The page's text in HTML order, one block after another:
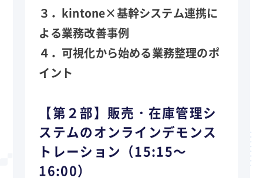
３．kintone×基幹システム連携に
よる業務改善事例
４．可視化から始める業務整理のポ
イント
【第２部】販売・在庫管理シ
ステムのオンラインデモンス
トレーション（15:15～
16:00）